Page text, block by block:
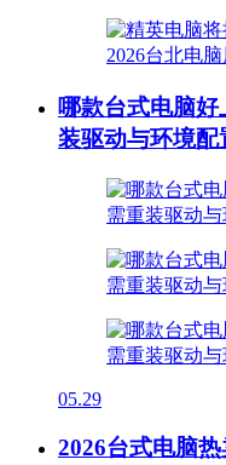
哪款台式电脑
装驱动与环境配
05.29
2026台式电脑